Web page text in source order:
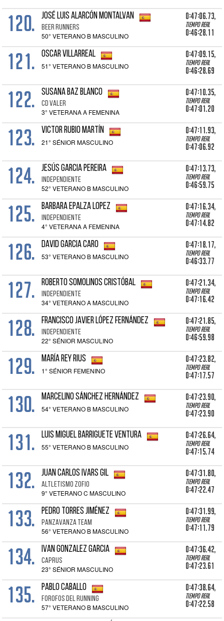
120. JOSÉ LUIS ALARCÓN MONTALVAN
BEER RUNNERS
50° VETERANO B MASCULINO
0:47:06.73,
Tiempo real
0:46:28.11
121. OSCAR VILLARREAL
51° VETERANO B MASCULINO
0:47:09.15,
Tiempo real
0:46:28.69
122. SUSANA BAZ BLANCO
CD VALER
3° VETERANA A FEMENINA
0:47:10.35,
Tiempo real
0:47:01.20
123. VICTOR RUBIO MARTÍN
21° SÉNIOR MASCULINO
0:47:11.93,
Tiempo real
0:47:06.92
124. JESÚS GARCIA PEREIRA
INDEPENDIENTE
52° VETERANO B MASCULINO
0:47:13.73,
Tiempo real
0:46:59.75
125. BARBARA EPALZA LOPEZ
INDEPENDIENTE
4° VETERANA A FEMENINA
0:47:16.34,
Tiempo real
0:47:14.82
126. DAVID GARCIA CARO
53° VETERANO B MASCULINO
0:47:18.17,
Tiempo real
0:46:33.77
127. ROBERTO SOMOLINOS CRISTÓBAL
INDEPENDIENTE
34° VETERANO A MASCULINO
0:47:21.34,
Tiempo real
0:47:16.42
128. FRANCISCO JAVIER LÓPEZ FERNÁNDEZ
INDEPENDIENTE
22° SÉNIOR MASCULINO
0:47:21.85,
Tiempo real
0:46:59.98
129. MARÍA REY RIUS
1° SÉNIOR FEMENINO
0:47:23.82,
Tiempo real
0:47:17.57
130. MARCELINO SÁNCHEZ HERNÁNDEZ
54° VETERANO B MASCULINO
0:47:23.90,
Tiempo real
0:47:23.90
131. LUIS MIGUEL BARRIGUETE VENTURA
55° VETERANO B MASCULINO
0:47:26.64,
Tiempo real
0:47:15.74
132. JUAN CARLOS IVARS GIL
ALTLETISMO ZOFIO
9° VETERANO C MASCULINO
0:47:31.80,
Tiempo real
0:47:22.47
133. PEDRO TORRES JIMÉNEZ
PANZAVANZA TEAM
56° VETERANO B MASCULINO
0:47:31.99,
Tiempo real
0:47:11.79
134. IVAN GONZALEZ GARCIA
CAPRUS
23° SÉNIOR MASCULINO
0:47:36.42,
Tiempo real
0:47:23.61
135. PABLO CABALLO
FOROFOS DEL RUNNING
57° VETERANO B MASCULINO
0:47:38.64,
Tiempo real
0:47:22.58